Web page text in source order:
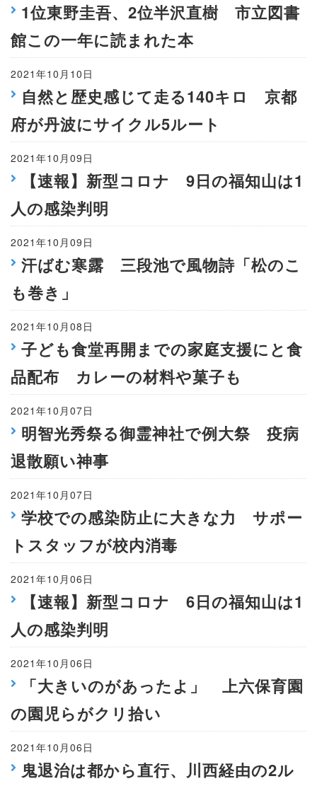
1位東野圭吾、2位半沢直樹 市立図書
館この一年に読まれた本
2021年10月10日
自然と歴史感じて走る140キロ 京都
府が丹波にサイクル5ルート
2021年10月09日
【速報】新型コロナ 9日の福知山は1
人の感染判明
2021年10月09日
汗ばむ寒露 三段池で風物詩「松のこ
も巻き」
2021年10月08日
子ども食堂再開までの家庭支援にと食
品配布 カレーの材料や菓子も
2021年10月07日
明智光秀祭る御霊神社で例大祭 疫病
退散願い神事
2021年10月07日
学校での感染防止に大きな力 サポー
トスタッフが校内消毒
2021年10月06日
【速報】新型コロナ 6日の福知山は1
人の感染判明
2021年10月06日
「大きいのがあったよ」 上六保育園
の園児らがクリ拾い
2021年10月06日
鬼退治は都から直行、川西経由の2ル